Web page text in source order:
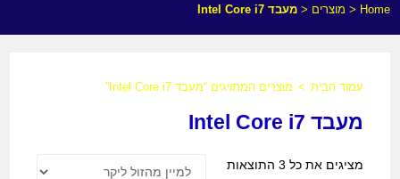
Home
< מוצרים <מעבד Intel Core i7
עמוד הבית > מוצרים המתויגים “מעבד Intel Core i7”
מעבד Intel Core i7
מציגים את כל ⁦3⁩ התוצאות